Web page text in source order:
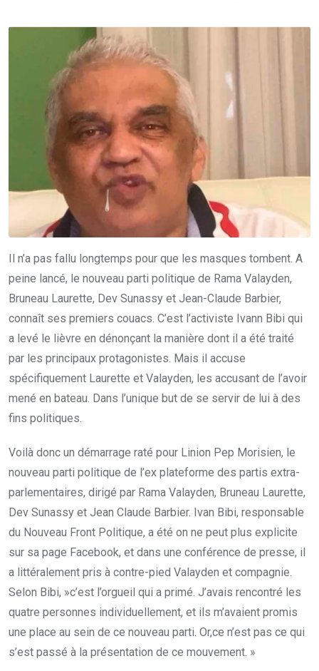
Il n’a pas fallu longtemps pour que les masques tombent. A
peine lancé, le nouveau parti politique de Rama Valayden,
Bruneau Laurette, Dev Sunassy et Jean-Claude Barbier,
connaît ses premiers couacs. C’est l’activiste Ivann Bibi qui
a levé le lièvre en dénonçant la manière dont il a été traité
par les principaux protagonistes. Mais il accuse
spécifiquement Laurette et Valayden, les accusant de l’avoir
mené en bateau. Dans l’unique but de se servir de lui à des
fins politiques.
Voilà donc un démarrage raté pour Linion Pep Morisien, le
nouveau parti politique de l’ex plateforme des partis extra-
parlementaires, dirigé par Rama Valayden, Bruneau Laurette,
Dev Sunassy et Jean Claude Barbier. Ivan Bibi, responsable
du Nouveau Front Politique, a été on ne peut plus explicite
sur sa page Facebook, et dans une conférence de presse, il
a littéralement pris à contre-pied Valayden et compagnie.
Selon Bibi, »c’est l’orgueil qui a primé. J’avais rencontré les
quatre personnes individuellement, et ils m’avaient promis
une place au sein de ce nouveau parti. Or,ce n’est pas ce qui
s’est passé à la présentation de ce mouvement. »